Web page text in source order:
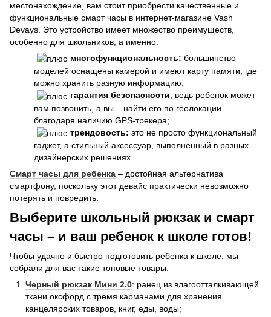
местонахождение, вам стоит приобрести качественные и
функциональные смарт часы в интернет-магазине Vash
Devays. Это устройство имеет множество преимуществ,
особенно для школьников, а именно:
многофункциональность: большинство
моделей оснащены камерой и имеют карту памяти, где
можно хранить разную информацию;
гарантия безопасности, ведь ребенок может
вам позвонить, а вы – найти его по геолокации
благодаря наличию GPS-трекера;
трендовость: это не просто функциональный
гаджет, а стильный аксессуар, выполненный в разных
дизайнерских решениях.
Смарт часы для ребенка – достойная альтернатива
смартфону, поскольку этот девайс практически невозможно
потерять и повредить.
Выберите школьный рюкзак и смарт
часы – и ваш ребенок к школе готов!
Чтобы удачно и быстро подготовить ребенка к школе, мы
собрали для вас такие топовые товары:
Черный рюкзак Мини 2.0: ранец из влагоотталкивающей
ткани оксфорд с тремя карманами для хранения
канцелярских товаров, книг, еды, воды;